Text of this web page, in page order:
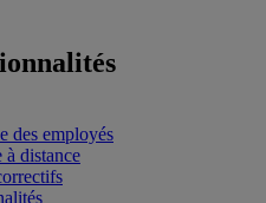
des employés
à distance